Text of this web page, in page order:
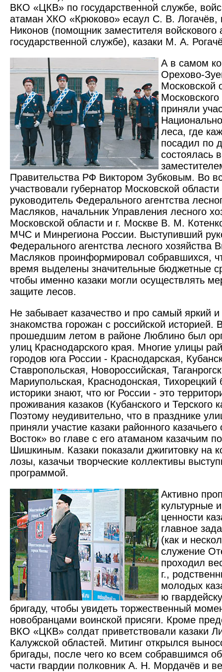
ВКО «ЦКВ» по государственной службе,
атаман ХКО «Крюково» есаул С. В.
Никонов (помощник заместителя войскового
государственной службе), казаки М. А.
А в самом
Орехово-
Московской
Московского
приняли
леса, где
посадил по
состоялась
Правительства РФ Виктором Зубковым. Во
участвовали губернатор Московской
руководитель Федерального агентства
Масляков, начальник Управления лесного
Московской области и г. Москве В. М.
МЧС и Минрегиона России. Выступивший
Федерального агентства лесного хозяйства
Масляков проинформировал собравшихся,
время выделены значительные бюджетные
чтобы именно казаки могли осуществлять
защите лесов.
Не забывает казачество и про самый яркий
знакомства горожан с российской историей.
прошедшим летом в районе Люблино был
улиц Краснодарского края. Многие улицы
городов юга России - Краснодарская,
Ставропольская, Новороссийская,
Мариупольская, Краснодонская, Тихорецкий
историки знают, что юг России - это
проживания казаков (Кубанского и Терского
Поэтому неудивительно, что в празднике
приняли участие казаки районного
Восток» во главе с его атаманом казачьим
Шишкиным. Казаки показали джигитовку на
лозы, казачьи творческие коллективы
программой.
Активно
культурные
ценности
главное
(как и
служение
проходил
г.,
молодых
ю
бригаду, чтобы увидеть торжественный
новобранцами воинской присяги. Кроме
ВКО «ЦКВ» солдат приветствовали казаки
Калужской областей. Митинг открылся
бригады, после чего ко всем собравшимся
части гвардии полковник А. Н. Мордачёв и